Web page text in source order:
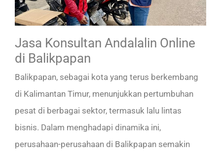
Jasa Konsultan Andalalin Online
di Balikpapan
Balikpapan, sebagai kota yang terus berkembang
di Kalimantan Timur, menunjukkan pertumbuhan
pesat di berbagai sektor, termasuk lalu lintas
bisnis. Dalam menghadapi dinamika ini,
perusahaan-perusahaan di Balikpapan semakin